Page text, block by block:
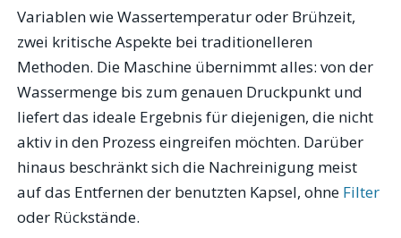
Variablen wie Wassertemperatur oder Brühzeit,
zwei kritische Aspekte bei traditionelleren
Methoden. Die Maschine übernimmt alles: von der
Wassermenge bis zum genauen Druckpunkt und
liefert das ideale Ergebnis für diejenigen, die nicht
aktiv in den Prozess eingreifen möchten. Darüber
hinaus beschränkt sich die Nachreinigung meist
auf das Entfernen der benutzten Kapsel, ohne Filter
oder Rückstände.